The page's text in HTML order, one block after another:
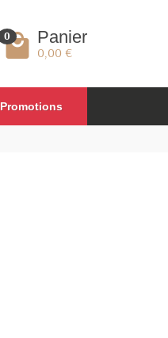
0 Panier
0,00 €
Promotions